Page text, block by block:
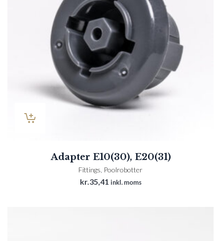
Adapter E10(30), E20(31)
Fittings Poolrobotter
kr.35,41 inkl. moms